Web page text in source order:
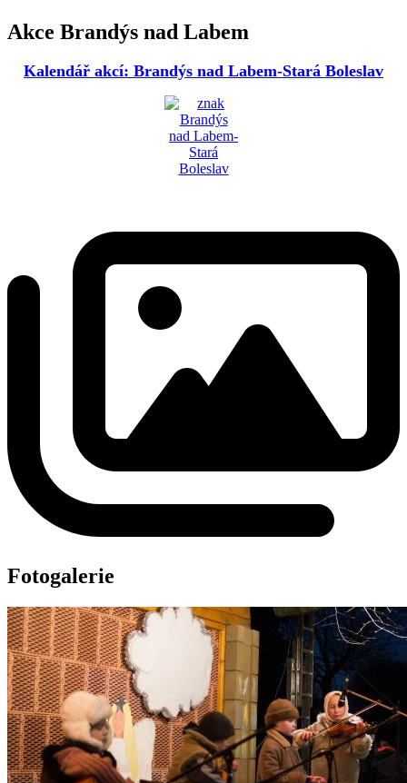
Akce Brandýs nad Labem
Kalendář akcí: Brandýs nad Labem-Stará Boleslav
Fotogalerie